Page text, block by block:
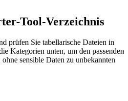
Tool-Verzeichnis
prüfen Sie tabellarische Dateien in
Kategorien unten, um den passenden
sensible Daten zu unbekannten